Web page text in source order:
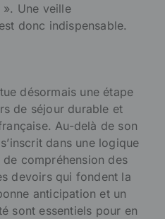
». Une veille
donc indispensable.
désormais une étape
de séjour durable et
Au-delà de son
dans une logique
compréhension des
devoirs qui fondent la
anticipation et un
sont essentiels pour en